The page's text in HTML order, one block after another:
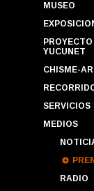
MUSEO
YUCUNET
CHISME-
SERVICIOS
MEDIOS
RADIO